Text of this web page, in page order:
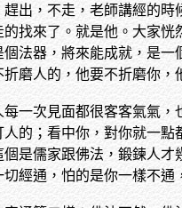
出，不走，老師講經的
找來了。就是他。大家
法器，將來能成就，是
磨人的，他要不折磨你，
一次見面都很客客氣氣
的；看中你，對你就一
是儒家跟佛法，鍛鍊人
經通，怕的是你一樣不通